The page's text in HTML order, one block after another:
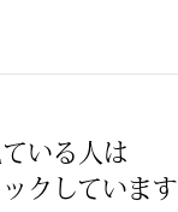
いる人は
クしています